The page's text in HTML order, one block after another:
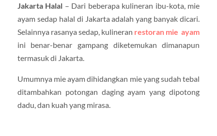
Jakarta Halal – Dari beberapa kulineran ibu-kota, mie
ayam sedap halal di Jakarta adalah yang banyak dicari.
Selainnya rasanya sedap, kulineran restoran mie ayam
ini benar-benar gampang diketemukan dimanapun
termasuk di Jakarta.
Umumnya mie ayam dihidangkan mie yang sudah tebal
ditambahkan potongan daging ayam yang dipotong
dadu, dan kuah yang mirasa.